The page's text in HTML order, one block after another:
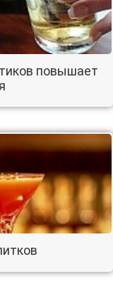
повышает